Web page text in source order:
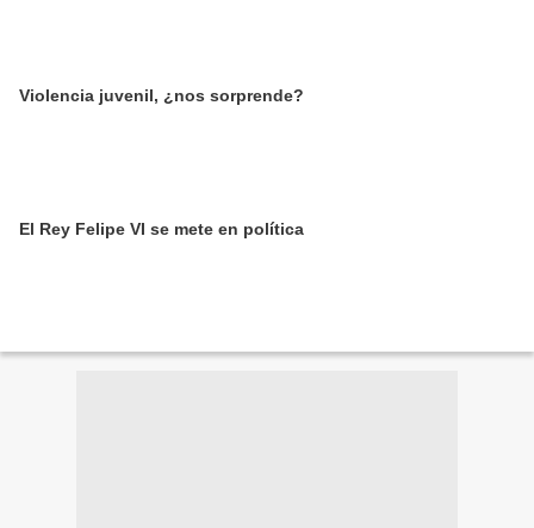
Violencia juvenil, ¿nos sorprende?
El Rey Felipe VI se mete en política